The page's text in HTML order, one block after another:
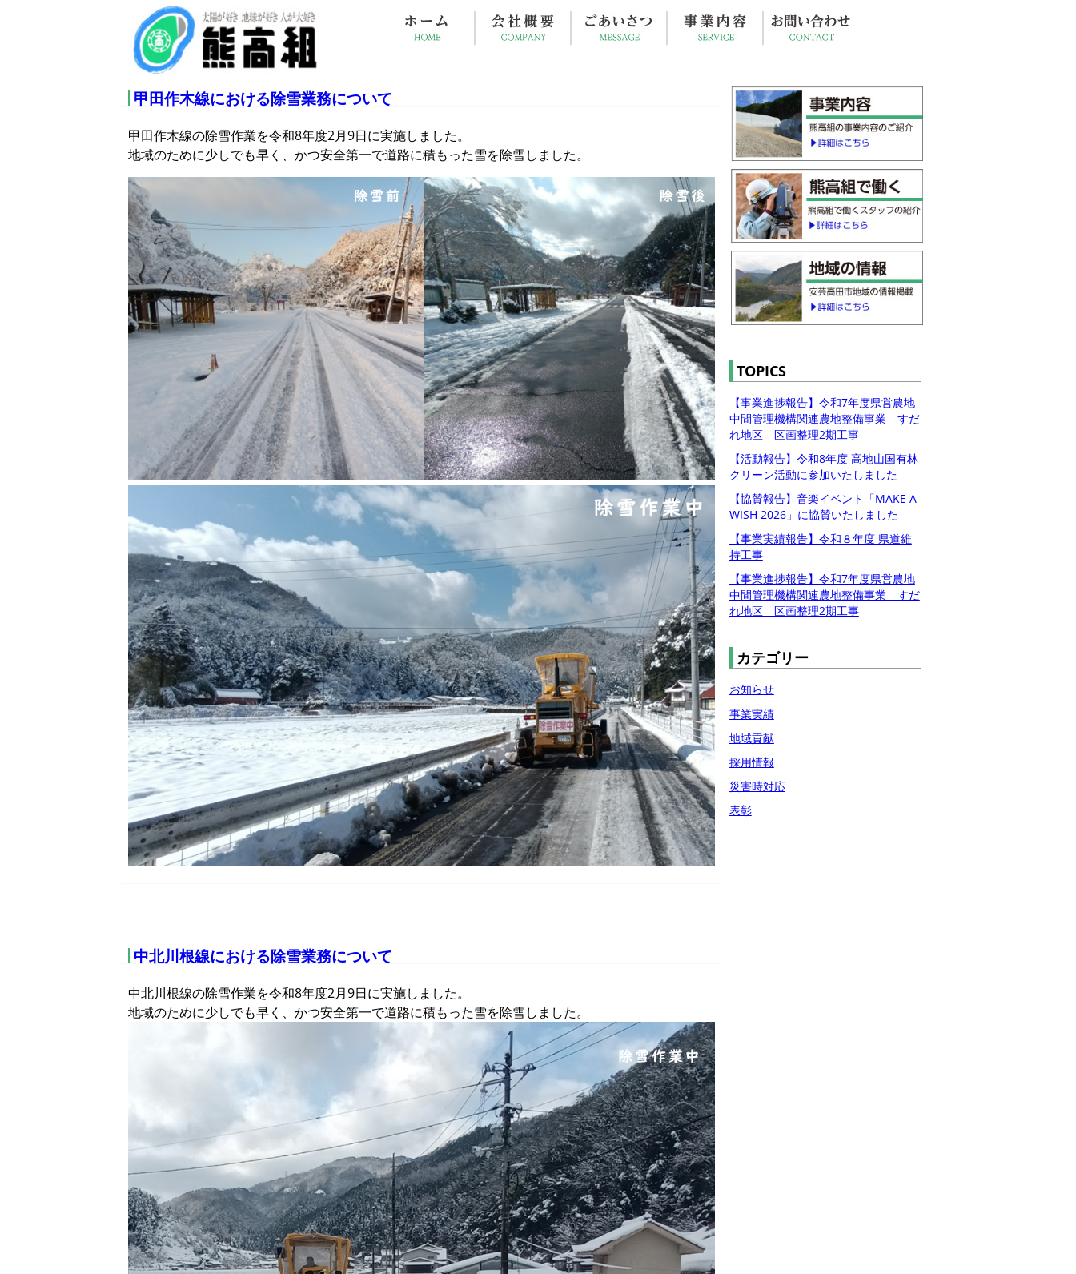
甲田作木線における除雪業務について
甲田作木線の除雪作業を令和8年度2月9日に実施しました。
地域のために少しでも早く、かつ安全第一で道路に積もった雪を除雪しました。
中北川根線における除雪業務について
中北川根線の除雪作業を令和8年度2月9日に実施しました。
地域のために少しでも早く、かつ安全第一で道路に積もった雪を除雪しました。
TOPICS
【事業進捗報告】令和7年度県営農地
中間管理機構関連農地整備事業 すだ
れ地区 区画整理2期工事
【活動報告】令和8年度 高地山国有林
クリーン活動に参加いたしました
【協賛報告】音楽イベント「MAKE A
WISH 2026」に協賛いたしました
【事業実績報告】令和８年度 県道維
持工事
【事業進捗報告】令和7年度県営農地
中間管理機構関連農地整備事業 すだ
れ地区 区画整理2期工事
カテゴリー
お知らせ
事業実績
地域貢献
採用情報
災害時対応
表彰